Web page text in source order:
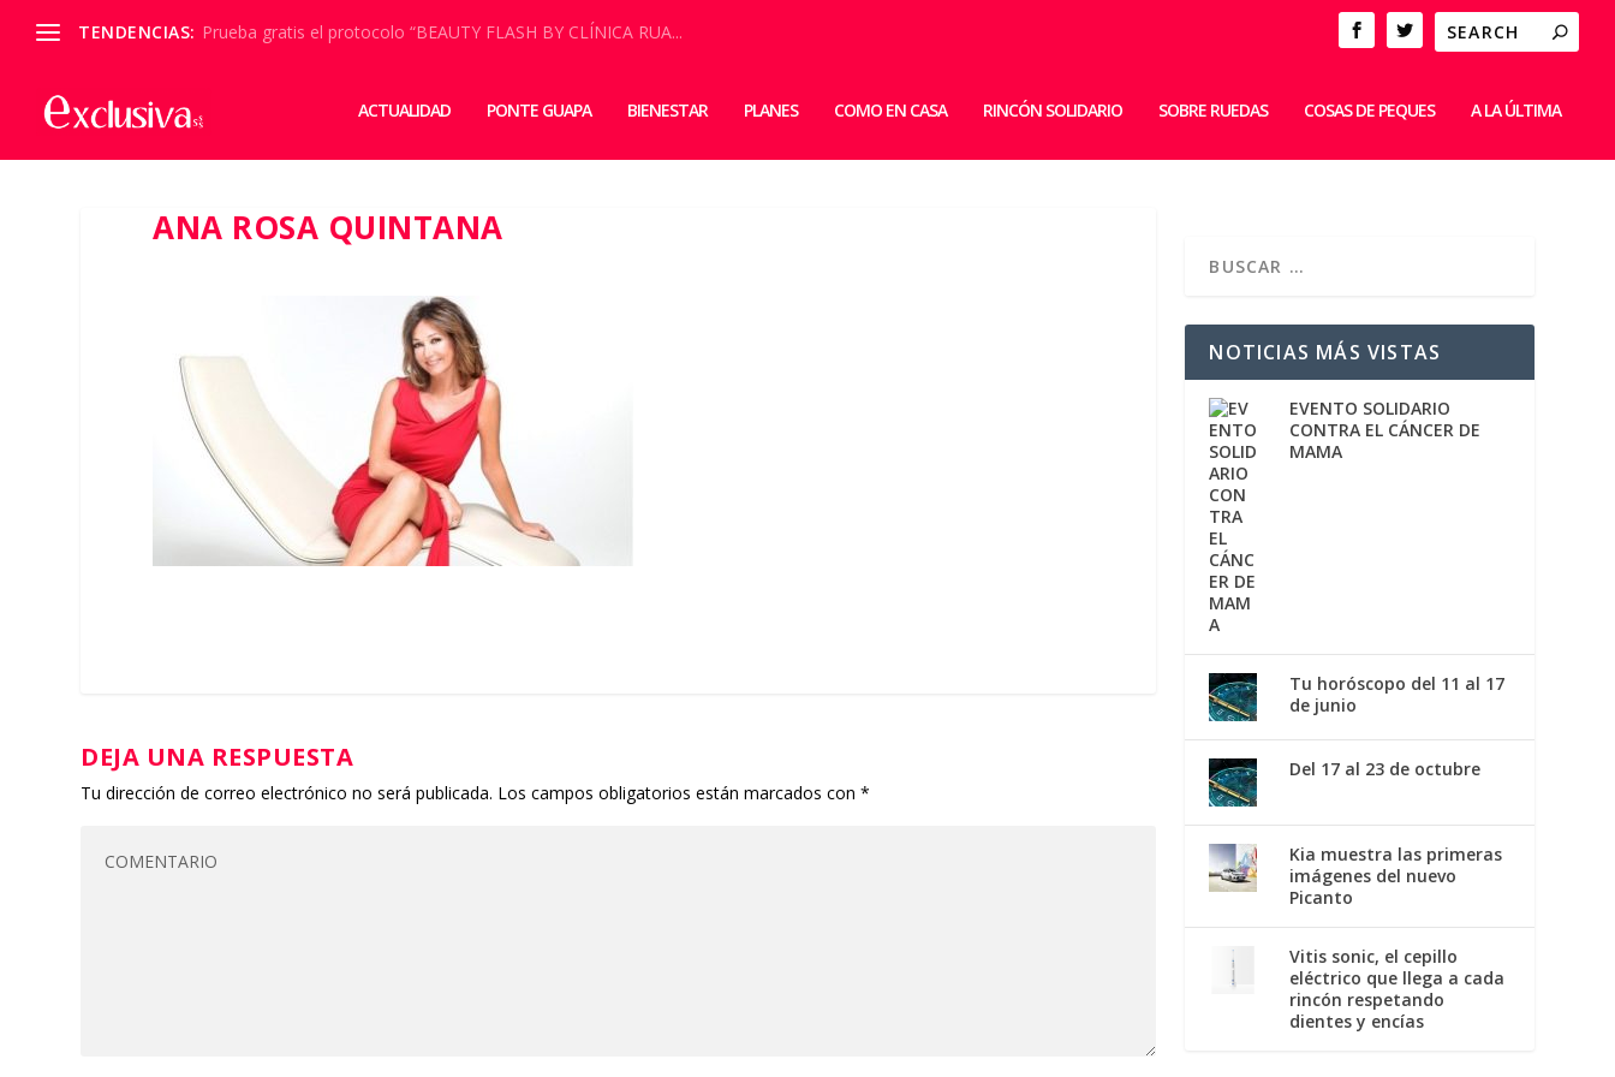
TENDENCIAS: Prueba gratis el protocolo “BEAUTY FLASH BY CLÍNICA RUA...
ACTUALIDAD PONTE GUAPA BIENESTAR PLANES COMO EN CASA RINCÓN SOLIDARIO SOBRE RUEDAS COSAS DE PEQUES A LA ÚLTIMA
ANA ROSA QUINTANA
DEJA UNA RESPUESTA
Tu dirección de correo electrónico no será publicada. Los campos obligatorios están marcados con*
NOTICIAS MÁS VISTAS
EVENTO SOLIDARIO
CONTRA EL CÁNCER DE
MAMA
Tu horóscopo del 11 al 17
de junio
Del 17 al 23 de octubre
Kia muestra las primeras
imágenes del nuevo
Picanto
Vitis sonic, el cepillo
eléctrico que llega a cada
rincón respetando
dientes y encías